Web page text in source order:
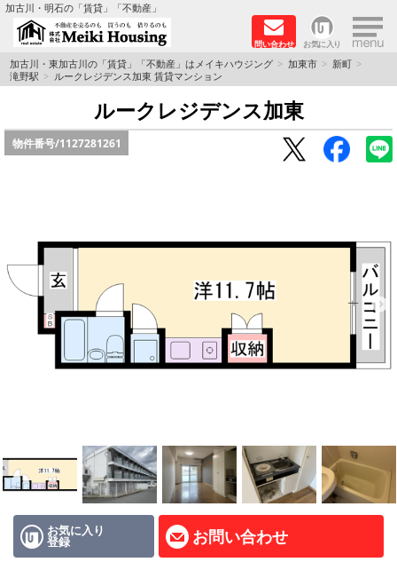
加古川・明石の「賃貸」「不動産」
問い合わせ お気に入り ×
TOPページ
☆メイキハウジングオススメ物件特集☆
都市ガス物件
ペットOK物件
保証人不要物件
◆新築物件の新設備で快適♪◆
地域から探す
地図から探す
スタッフ紹介
加古川・東加古川の「賃貸」「不動産」はメイキハウジング 加東市
新町
滝野駅
ルークレジデンス加東 賃貸マンション
ルークレジデンス加東
物件番号/1127281261
お気に入り
登録 お問い合わせ